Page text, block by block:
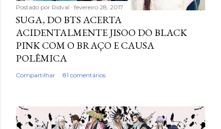
Postado por Ridval fevereiro 28, 2017
SUGA, DO BTS ACERTA
ACIDENTALMENTE JISOO DO BLACK
PINK COM O BRAÇO E CAUSA
POLÊMICA
Compartilhar 81 comentários